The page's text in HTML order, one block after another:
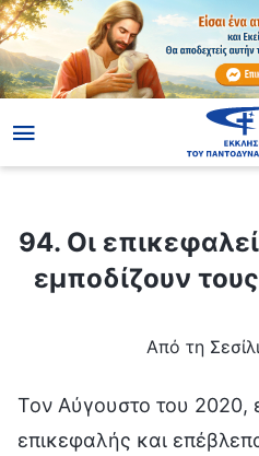
94. Οι
εμποδίζουν
Από τη
Τον Αύγουστο του 2020,
επικεφαλής και